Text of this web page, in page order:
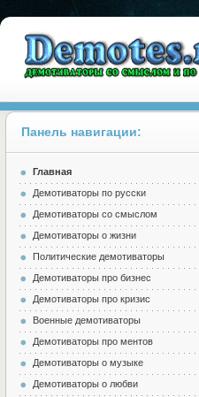
Demotes.ru
Панель навигации:
Главная
Демотиваторы по русски
Демотиваторы со смыслом
Демотиваторы о жизни
Политические демотиваторы
Демотиваторы про бизнес
Демотиваторы про кризис
Военные демотиваторы
Демотиваторы про ментов
Демотиваторы о музыке
Демотиваторы о любви